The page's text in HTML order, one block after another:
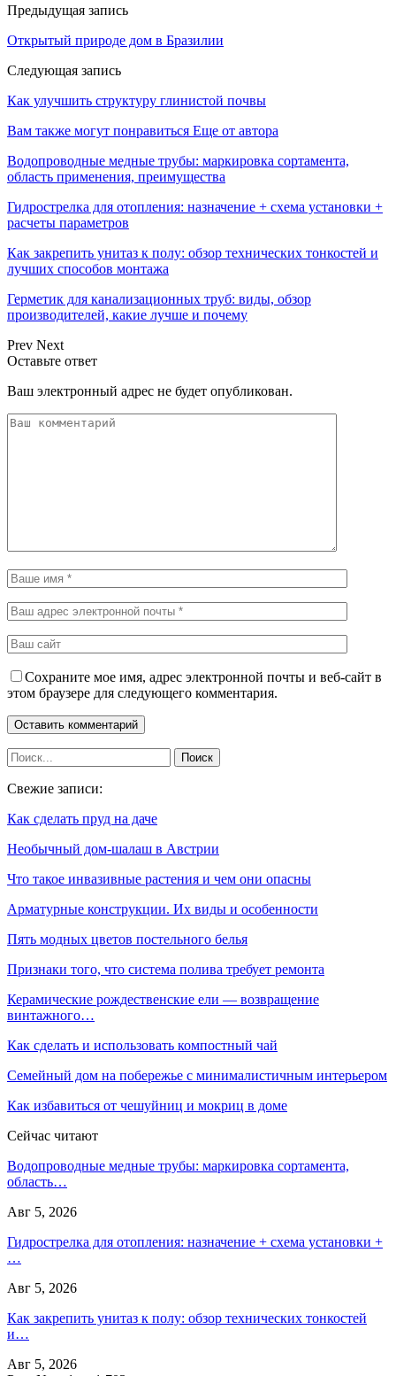
Предыдущая запись
Открытый природе дом в Бразилии
Следующая запись
Как улучшить структуру глинистой почвы
Вам также могут понравиться Еще от автора
Водопроводные медные трубы: маркировка сортамента,
область применения, преимущества
Гидрострелка для отопления: назначение + схема установки +
расчеты параметров
Как закрепить унитаз к полу: обзор технических тонкостей и
лучших способов монтажа
Герметик для канализационных труб: виды, обзор
производителей, какие лучше и почему
Prev Next
Оставьте ответ
Ваш электронный адрес не будет опубликован.
Сохраните мое имя, адрес электронной почты и веб-сайт в
этом браузере для следующего комментария.
Свежие записи:
Как сделать пруд на даче
Необычный дом-шалаш в Австрии
Что такое инвазивные растения и чем они опасны
Арматурные конструкции. Их виды и особенности
Пять модных цветов постельного белья
Признаки того, что система полива требует ремонта
Керамические рождественские ели — возвращение
винтажного…
Как сделать и использовать компостный чай
Семейный дом на побережье с минималистичным интерьером
Как избавиться от чешуйниц и мокриц в доме
Сейчас читают
Водопроводные медные трубы: маркировка сортамента,
область…
Авг 5, 2026
Гидрострелка для отопления: назначение + схема установки +
…
Авг 5, 2026
Как закрепить унитаз к полу: обзор технических тонкостей
и…
Авг 5, 2026